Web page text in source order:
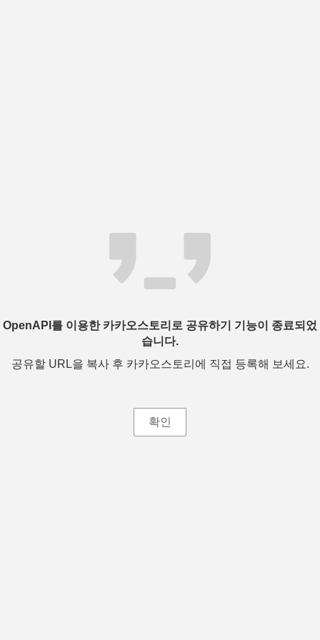
OpenAPI를 이용한 카카오스토리로 공유하기 기능이 종료되었
습니다.
공유할 URL을 복사 후 카카오스토리에 직접 등록해 보세요.
확인